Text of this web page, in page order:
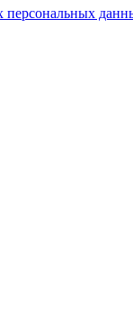
персональных